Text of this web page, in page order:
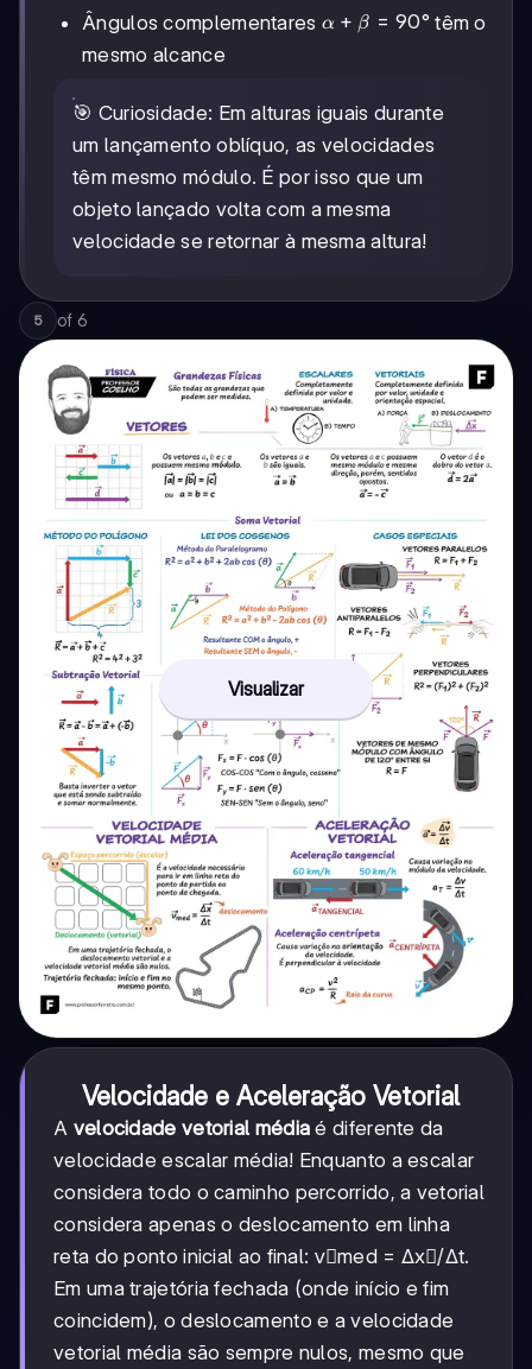
Ângulos complementares α +
α + β = 90° têm o
mesmo alcance
🎯 Curiosidade: Em alturas iguais durante
um lançamento oblíquo, as velocidades
têm mesmo módulo. É por isso que um
objeto lançado volta com a mesma
velocidade se retornar à mesma altura!
5 of 6
Visualizar
Velocidade e Aceleração Vetorial
A velocidade vetorial média é diferente da
velocidade escalar média! Enquanto a escalar
considera todo o caminho percorrido, a vetorial
considera apenas o deslocamento em linha
reta do ponto inicial ao final: v⃗med = Δx⃗/Δt.
Em uma trajetória fechada (onde início e fim
coincidem), o deslocamento e a velocidade
vetorial média são sempre nulos, mesmo que